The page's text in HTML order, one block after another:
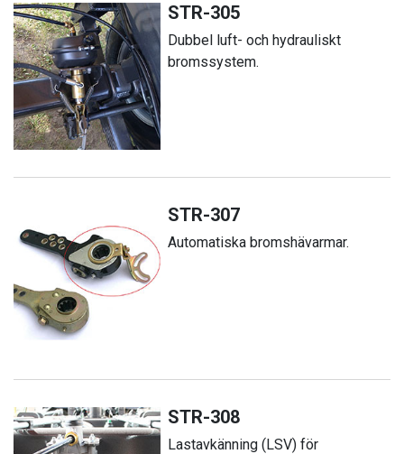
STR-305
Dubbel luft- och hydrauliskt
bromssystem.
STR-307
Automatiska bromshävarmar.
STR-308
Lastavkänning (LSV) för